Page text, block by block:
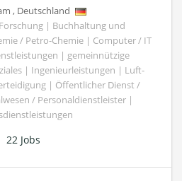
, Deutschland
| Buchhaltung und
/ Petro-Chemie | Computer / IT
| gemeinnützige
| Ingenieurleistungen | Luft-
| Öffentlicher Dienst /
/ Personaldienstleister |
22 Jobs